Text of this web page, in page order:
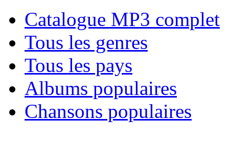
Catalogue MP3 complet
Tous les genres
Tous les pays
Albums populaires
Chansons populaires